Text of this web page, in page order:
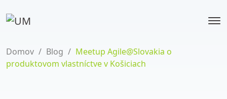
Domov / Blog / Meetup Agile@Slovakia o
produktovom vlastníctve v Košiciach